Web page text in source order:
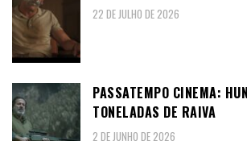
22 DE JULHO DE 2026
PASSATEMPO CINEMA:
TONELADAS DE RAIVA
2 DE JUNHO DE 2026